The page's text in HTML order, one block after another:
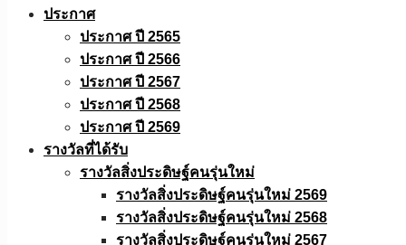
ประกาศ
ประกาศ ปี 2565
ประกาศ ปี 2566
ประกาศ ปี 2567
ประกาศ ปี 2568
ประกาศ ปี 2569
รางวัลที่ได้รับ
รางวัลสิ่งประดิษฐ์คนรุ่นใหม่
รางวัลสิ่งประดิษฐ์คนรุ่นใหม่ 2569
รางวัลสิ่งประดิษฐ์คนรุ่นใหม่ 2568
รางวัลสิ่งประดิษฐ์คนรุ่นใหม่ 2567